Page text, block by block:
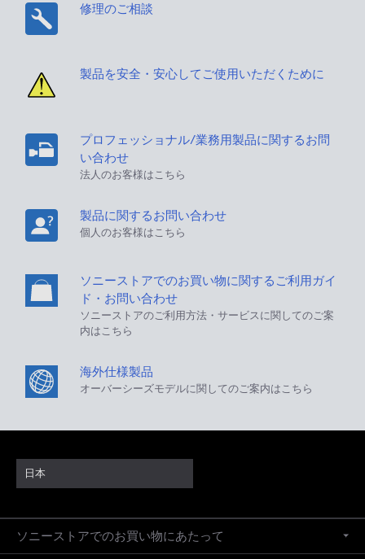
修理のご相談
製品を安全・安心してご使用いただくために
プロフェッショナル/業務用製品に関するお問
い合わせ
法人のお客様はこちら
製品に関するお問い合わせ
個人のお客様はこちら
ソニーストアでのお買い物に関するご利用ガイ
ド・お問い合わせ
ソニーストアのご利用方法・サービスに関してのご案
内はこちら
海外仕様製品
オーバーシーズモデルに関してのご案内はこちら
日本
ソニーストアでのお買い物にあたって